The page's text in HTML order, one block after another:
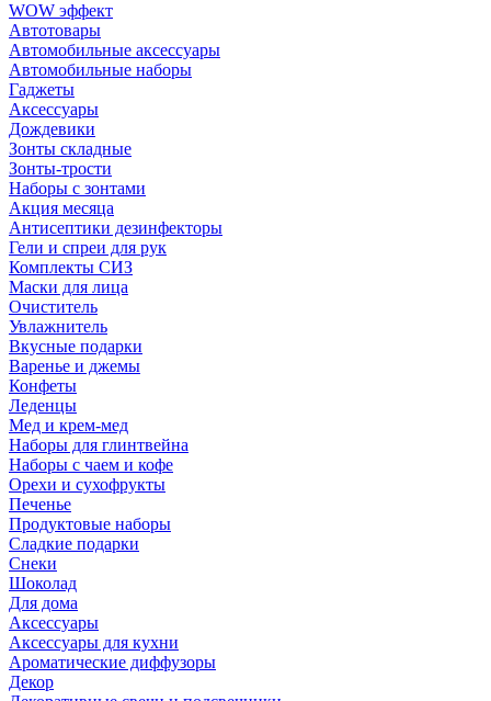
WOW эффект
Автотовары
Автомобильные аксессуары
Автомобильные наборы
Гаджеты
Аксессуары
Дождевики
Зонты складные
Зонты-трости
Наборы с зонтами
Акция месяца
Антисептики дезинфекторы
Гели и спреи для рук
Комплекты СИЗ
Маски для лица
Очиститель
Увлажнитель
Вкусные подарки
Варенье и джемы
Конфеты
Леденцы
Мед и крем-мед
Наборы для глинтвейна
Наборы с чаем и кофе
Орехи и сухофрукты
Печенье
Продуктовые наборы
Сладкие подарки
Снеки
Шоколад
Для дома
Аксессуары
Аксессуары для кухни
Ароматические диффузоры
Декор